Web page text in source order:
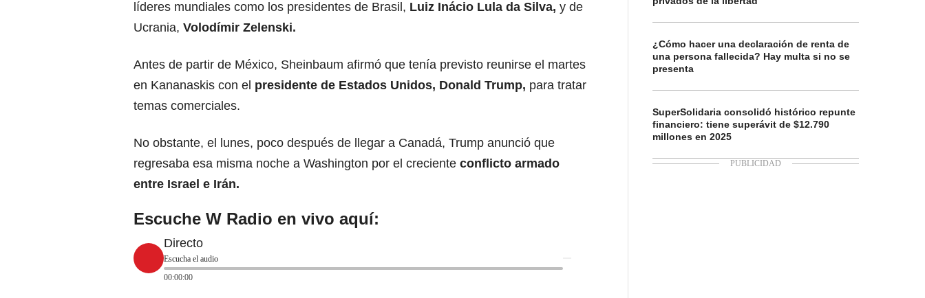
líderes mundiales como los presidentes de Brasil, Luiz Inácio Lula da Silva, y de
Ucrania, Volodímir Zelenski.
Antes de partir de México, Sheinbaum afirmó que tenía previsto reunirse el martes
en Kananaskis con el presidente de Estados Unidos, Donald Trump, para tratar
temas comerciales.
No obstante, el lunes, poco después de llegar a Canadá, Trump anunció que
regresaba esa misma noche a Washington por el creciente conflicto armado
entre Israel e Irán.
Escuche W Radio en vivo aquí:
Directo
Escucha el audio
00:00:00
¿Cómo hacer una declaración de renta de
una persona fallecida? Hay multa si no se
presenta
SuperSolidaria consolidó histórico repunte
financiero: tiene superávit de $12.790
millones en 2025